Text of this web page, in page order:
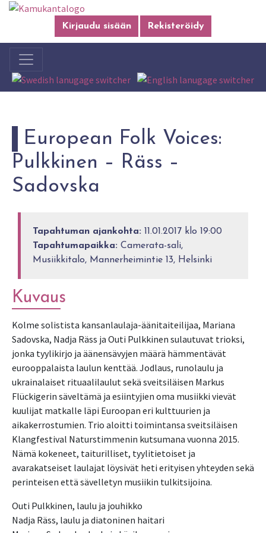
Kirjaudu sisään Rekisteröidy
European Folk Voices:
Pulkkinen – Räss –
Sadovska
Tapahtuman ajankohta: 11.01.2017 klo 19:00
Tapahtumapaikka: Camerata-sali,
Musiikkitalo, Mannerheimintie 13, Helsinki
Kuvaus
Kolme solistista kansanlaulaja-äänitaiteilijaa, Mariana
Sadovska, Nadja Räss ja Outi Pulkkinen sulautuvat trioksi,
jonka tyylikirjo ja äänensävyjen määrä hämmentävät
eurooppalaista laulun kenttää. Jodlaus, runolaulu ja
ukrainalaiset rituaalilaulut sekä sveitsiläisen Markus
Flückigerin säveltämä ja esiintyjien oma musiikki vievät
kuulijat matkalle läpi Euroopan eri kulttuurien ja
aikakerrostumien. Trio aloitti toimintansa sveitsiläisen
Klangfestival Naturstimmenin kutsumana vuonna 2015.
Nämä kokeneet, taiturilliset, tyylitietoiset ja
avarakatseiset laulajat löysivät heti erityisen yhteyden sekä
perinteisen että sävelletyn musiikin tulkitsijoina.
Outi Pulkkinen, laulu ja jouhikko
Nadja Räss, laulu ja diatoninen haitari